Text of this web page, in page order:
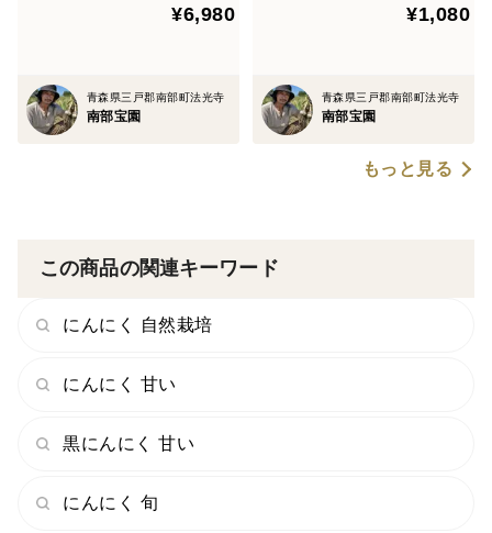
分への最高の贈り物～¥6,980
青森県三戸郡南部町法光寺
南部宝園
¥1,080
青森県三戸郡南部町法光寺
南部宝園
もっと見る
この商品の関連キーワード
にんにく 自然栽培
にんにく 甘い
黒にんにく 甘い
にんにく 旬